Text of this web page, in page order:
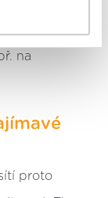
Vybrané
na
proto